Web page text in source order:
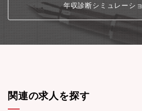
年収診断シミュレーシ
関連の求人を探す